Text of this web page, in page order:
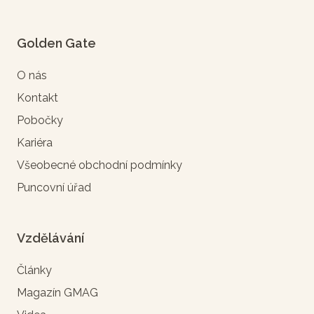
Golden Gate
O nás
Kontakt
Pobočky
Kariéra
Všeobecné obchodní podmínky
Puncovní úřad
Vzdělávání
Články
Magazín GMAG